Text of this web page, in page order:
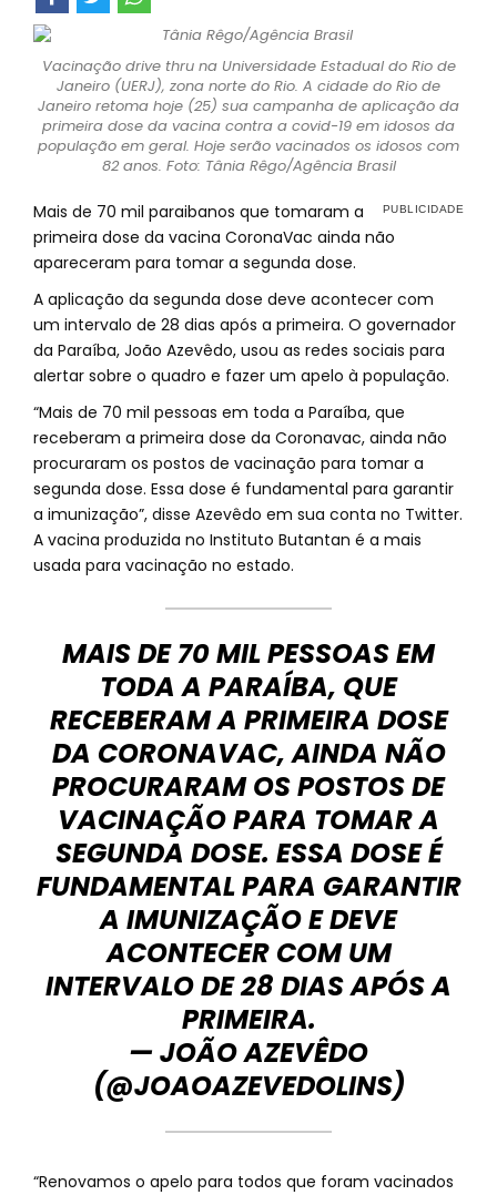
Vacinação drive thru na Universidade Estadual do Rio de
Janeiro (UERJ), zona norte do Rio. A cidade do Rio de
Janeiro retoma hoje (25) sua campanha de aplicação da
primeira dose da vacina contra a covid-19 em idosos da
população em geral. Hoje serão vacinados os idosos com
82 anos. Foto: Tânia Rêgo/Agência Brasil
Mais de 70 mil paraibanos que tomaram a
primeira dose da vacina CoronaVac ainda não
apareceram para tomar a segunda dose.
A aplicação da segunda dose deve acontecer com
um intervalo de 28 dias após a primeira. O governador
da Paraíba, João Azevêdo, usou as redes sociais para
alertar sobre o quadro e fazer um apelo à população.
“Mais de 70 mil pessoas em toda a Paraíba, que
receberam a primeira dose da Coronavac, ainda não
procuraram os postos de vacinação para tomar a
segunda dose. Essa dose é fundamental para garantir
a imunização”, disse Azevêdo em sua conta no Twitter.
A vacina produzida no Instituto Butantan é a mais
usada para vacinação no estado.
MAIS DE 70 MIL PESSOAS EM
TODA A PARAÍBA, QUE
RECEBERAM A PRIMEIRA DOSE
DA CORONAVAC, AINDA NÃO
PROCURARAM OS POSTOS DE
VACINAÇÃO PARA TOMAR A
SEGUNDA DOSE. ESSA DOSE É
FUNDAMENTAL PARA GARANTIR
A IMUNIZAÇÃO E DEVE
ACONTECER COM UM
INTERVALO DE 28 DIAS APÓS A
PRIMEIRA.
— JOÃO AZEVÊDO
(@JOAOAZEVEDOLINS)
“Renovamos o apelo para todos que foram vacinados